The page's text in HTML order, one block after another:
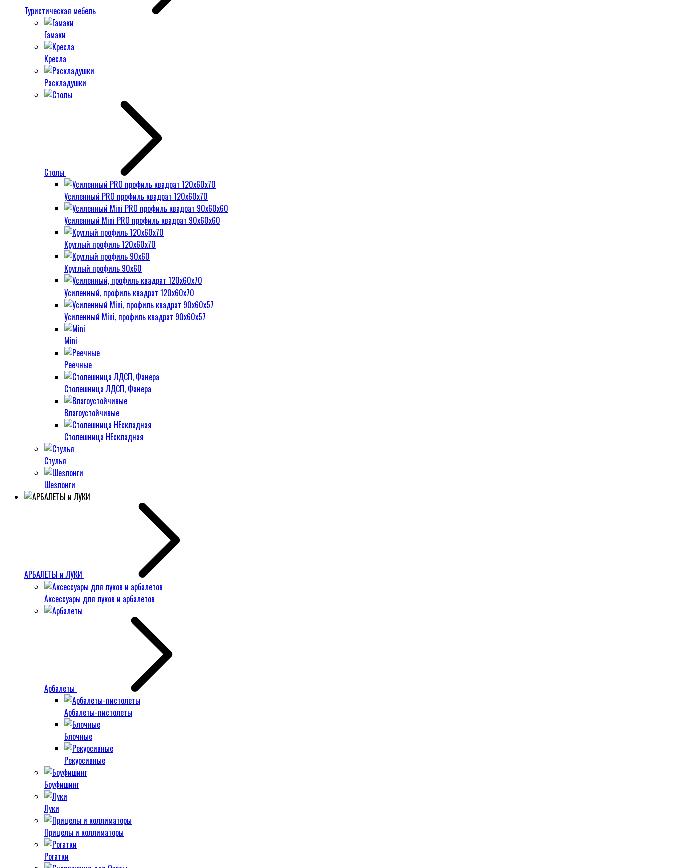
Туристическая мебель
Гамаки
Кресла
Раскладушки
Столы
Усиленный PRO профиль квадрат 120х60х70
Усиленный Mini PRO профиль квадрат 90х60х60
Круглый профиль 120х60х70
Круглый профиль 90х60
Усиленный, профиль квадрат 120х60х70
Усиленный Mini, профиль квадрат 90х60х57
Mini
Реечные
Столешница ЛДСП, Фанера
Влагоустойчивые
Столешница НЕскладная
Стулья
Шезлонги
АРБАЛЕТЫ и ЛУКИ
Аксессуары для луков и арбалетов
Арбалеты
Арбалеты-пистолеты
Блочные
Рекурсивные
Боуфишинг
Луки
Прицелы и коллиматоры
Рогатки